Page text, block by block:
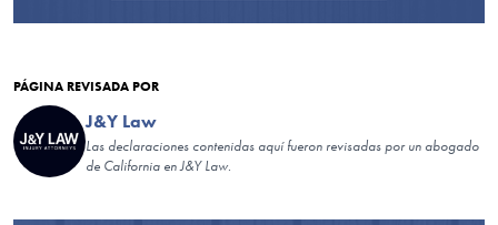
PÁGINA REVISADA POR
J&Y Law
Las declaraciones contenidas aquí fueron revisadas por un abogado
de California en J&Y Law.